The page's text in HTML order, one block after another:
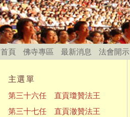
首頁 佛寺專區 最新消息 法會開示
主選單
第三十六任 直貢瓊贊法王
第三十七任 直貢澈贊法王